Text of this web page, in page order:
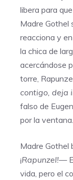
libera para
Madre Gothel
reacciona y
la chica de
acercándose
torre,
contigo, deja
falso de
por la ventana.
Madre Gothel
¡Rapunzel!—
vida, pero el